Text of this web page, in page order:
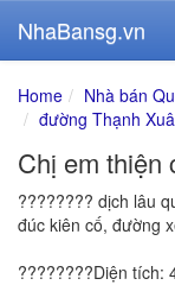
NhaBansg.vn
Home Nhà bán
đường Thạnh
Chị em thiện
???????? dịch lâu
đúc kiên cố, đường
????????Diện tích: